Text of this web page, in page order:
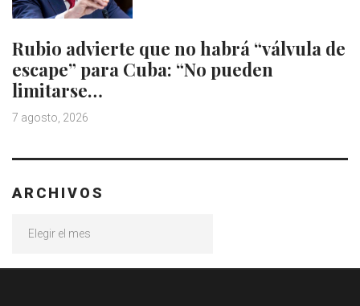
Rubio advierte que no habrá “válvula de
escape” para Cuba: “No pueden
limitarse…
7 agosto, 2026
ARCHIVOS